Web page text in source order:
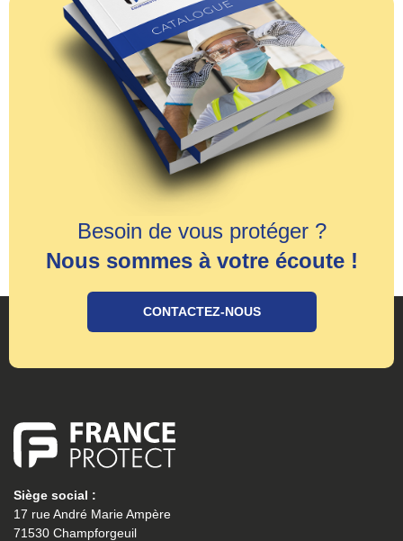
Besoin de vous protéger ?
Nous sommes à votre écoute !
CONTACTEZ-NOUS
Siège social :
17 rue André Marie Ampère
71530 Champforgeuil